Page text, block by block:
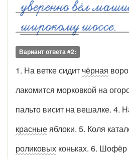
Вариант ответа #2:
1. На ветке сидит чёрная
лакомится морковкой на
пальто висит на вешалке. 4.
красныеяблоки. 5. Коля
роликовых коньках. 6.